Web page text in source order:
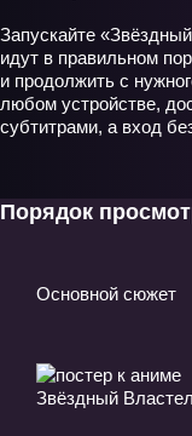
Запускайте
идут в правильном
и продолжить с
любом устройстве,
субтитрами, а вход
Порядок
Основной сюжет